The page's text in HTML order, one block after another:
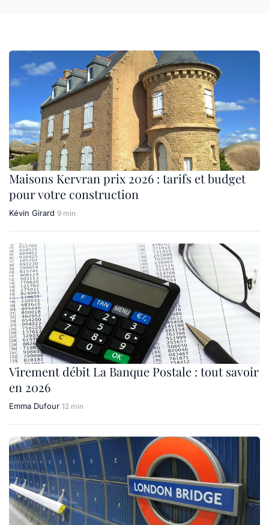
Maisons Kervran prix 2026 : tarifs et budget
pour votre construction
Kévin Girard 9 min
Virement débit La Banque Postale : tout savoir
en 2026
Emma Dufour 12 min